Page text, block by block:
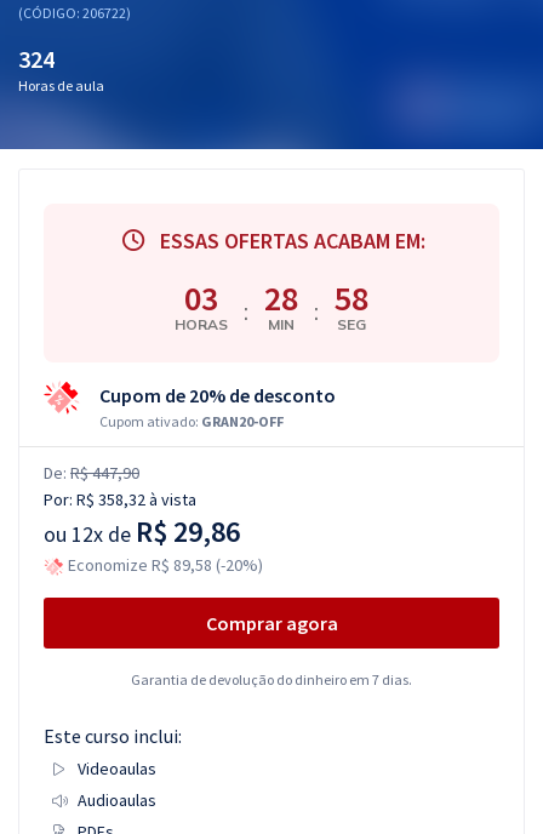
Atendimento
(CÓDIGO: 206722)
324
Horas de aula
ESSAS OFERTAS ACABAM EM:
03
HORAS : 28
MIN : 58
SEG
Cupom de 20% de desconto
Cupom ativado: GRAN20-OFF
De: R$ 447,90
Por: R$ 358,32à vista
ou 12x de R$ 29,86
Economize R$ 89,58 (-20%)
Comprar agora
Garantia de devolução do dinheiro em 7 dias.
Este curso inclui:
Videoaulas
Audioaulas